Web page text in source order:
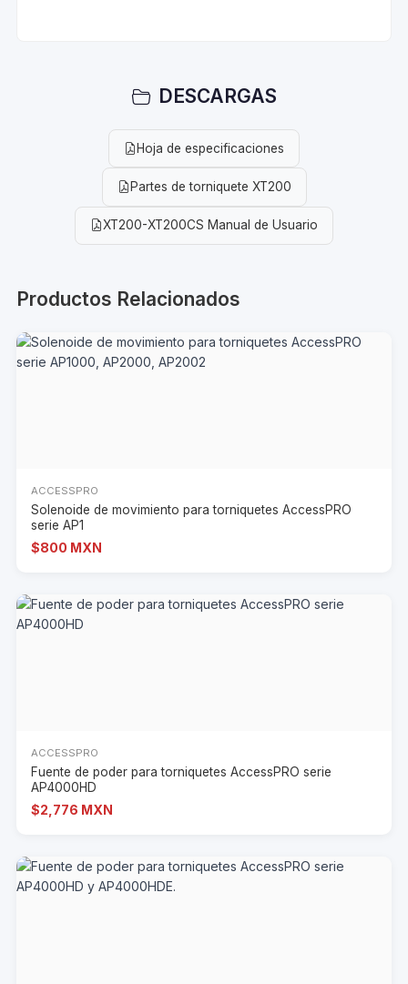
DESCARGAS
Hoja de especificaciones
Partes de torniquete XT200
XT200-XT200CS Manual de Usuario
Productos Relacionados
ACCESSPRO
Solenoide de movimiento para torniquetes AccessPRO
serie AP1
$800 MXN
ACCESSPRO
Fuente de poder para torniquetes AccessPRO serie
AP4000HD
$2,776 MXN